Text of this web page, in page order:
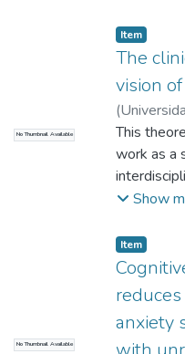
de
No Thumbnail Available
Item
The
vision
(
01)
Orejuela J.
This
work as a
a critical-
the
pleasure,
within this
Show
No Thumbnail Available
Item
anxiety